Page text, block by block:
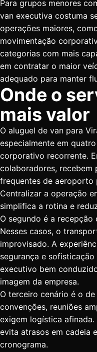
Para grupos menores
van executiva costuma
operações maiores,
movimentação
categorias com mais
em contratar o maior
adequado para manter
Onde o
mais valor
O aluguel de van para
especialmente em
corporativo recorrente.
colaboradores, recebem
frequentes de aeroporto
Centralizar a operação
simplifica a rotina e
O segundo é a recepção
Nesses casos, o
improvisado. A
segurança e
executivo bem
imagem da empresa.
O terceiro cenário é o de
convenções, reuniões
exigem logística
evita atrasos em cadeia
cronograma.